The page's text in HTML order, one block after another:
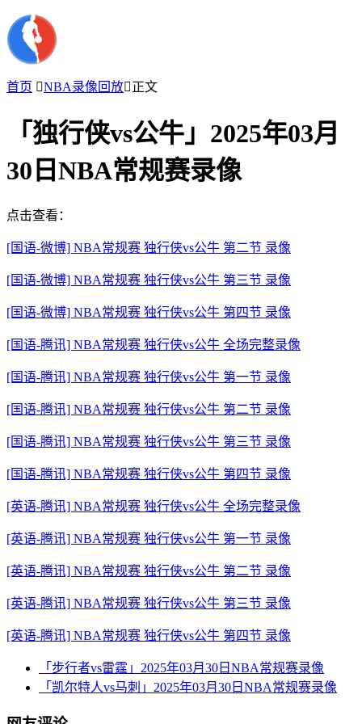
首页 NBA录像回放正文
「独行侠vs公牛」2025年03月
30日NBA常规赛录像
点击查看：
[国语-微博] NBA常规赛 独行侠vs公牛 第二节 录像
[国语-微博] NBA常规赛 独行侠vs公牛 第三节 录像
[国语-微博] NBA常规赛 独行侠vs公牛 第四节 录像
[国语-腾讯] NBA常规赛 独行侠vs公牛 全场完整录像
[国语-腾讯] NBA常规赛 独行侠vs公牛 第一节 录像
[国语-腾讯] NBA常规赛 独行侠vs公牛 第二节 录像
[国语-腾讯] NBA常规赛 独行侠vs公牛 第三节 录像
[国语-腾讯] NBA常规赛 独行侠vs公牛 第四节 录像
[英语-腾讯] NBA常规赛 独行侠vs公牛 全场完整录像
[英语-腾讯] NBA常规赛 独行侠vs公牛 第一节 录像
[英语-腾讯] NBA常规赛 独行侠vs公牛 第二节 录像
[英语-腾讯] NBA常规赛 独行侠vs公牛 第三节 录像
[英语-腾讯] NBA常规赛 独行侠vs公牛 第四节 录像
「步行者vs雷霆」2025年03月30日NBA常规赛录像
「凯尔特人vs马刺」2025年03月30日NBA常规赛录像